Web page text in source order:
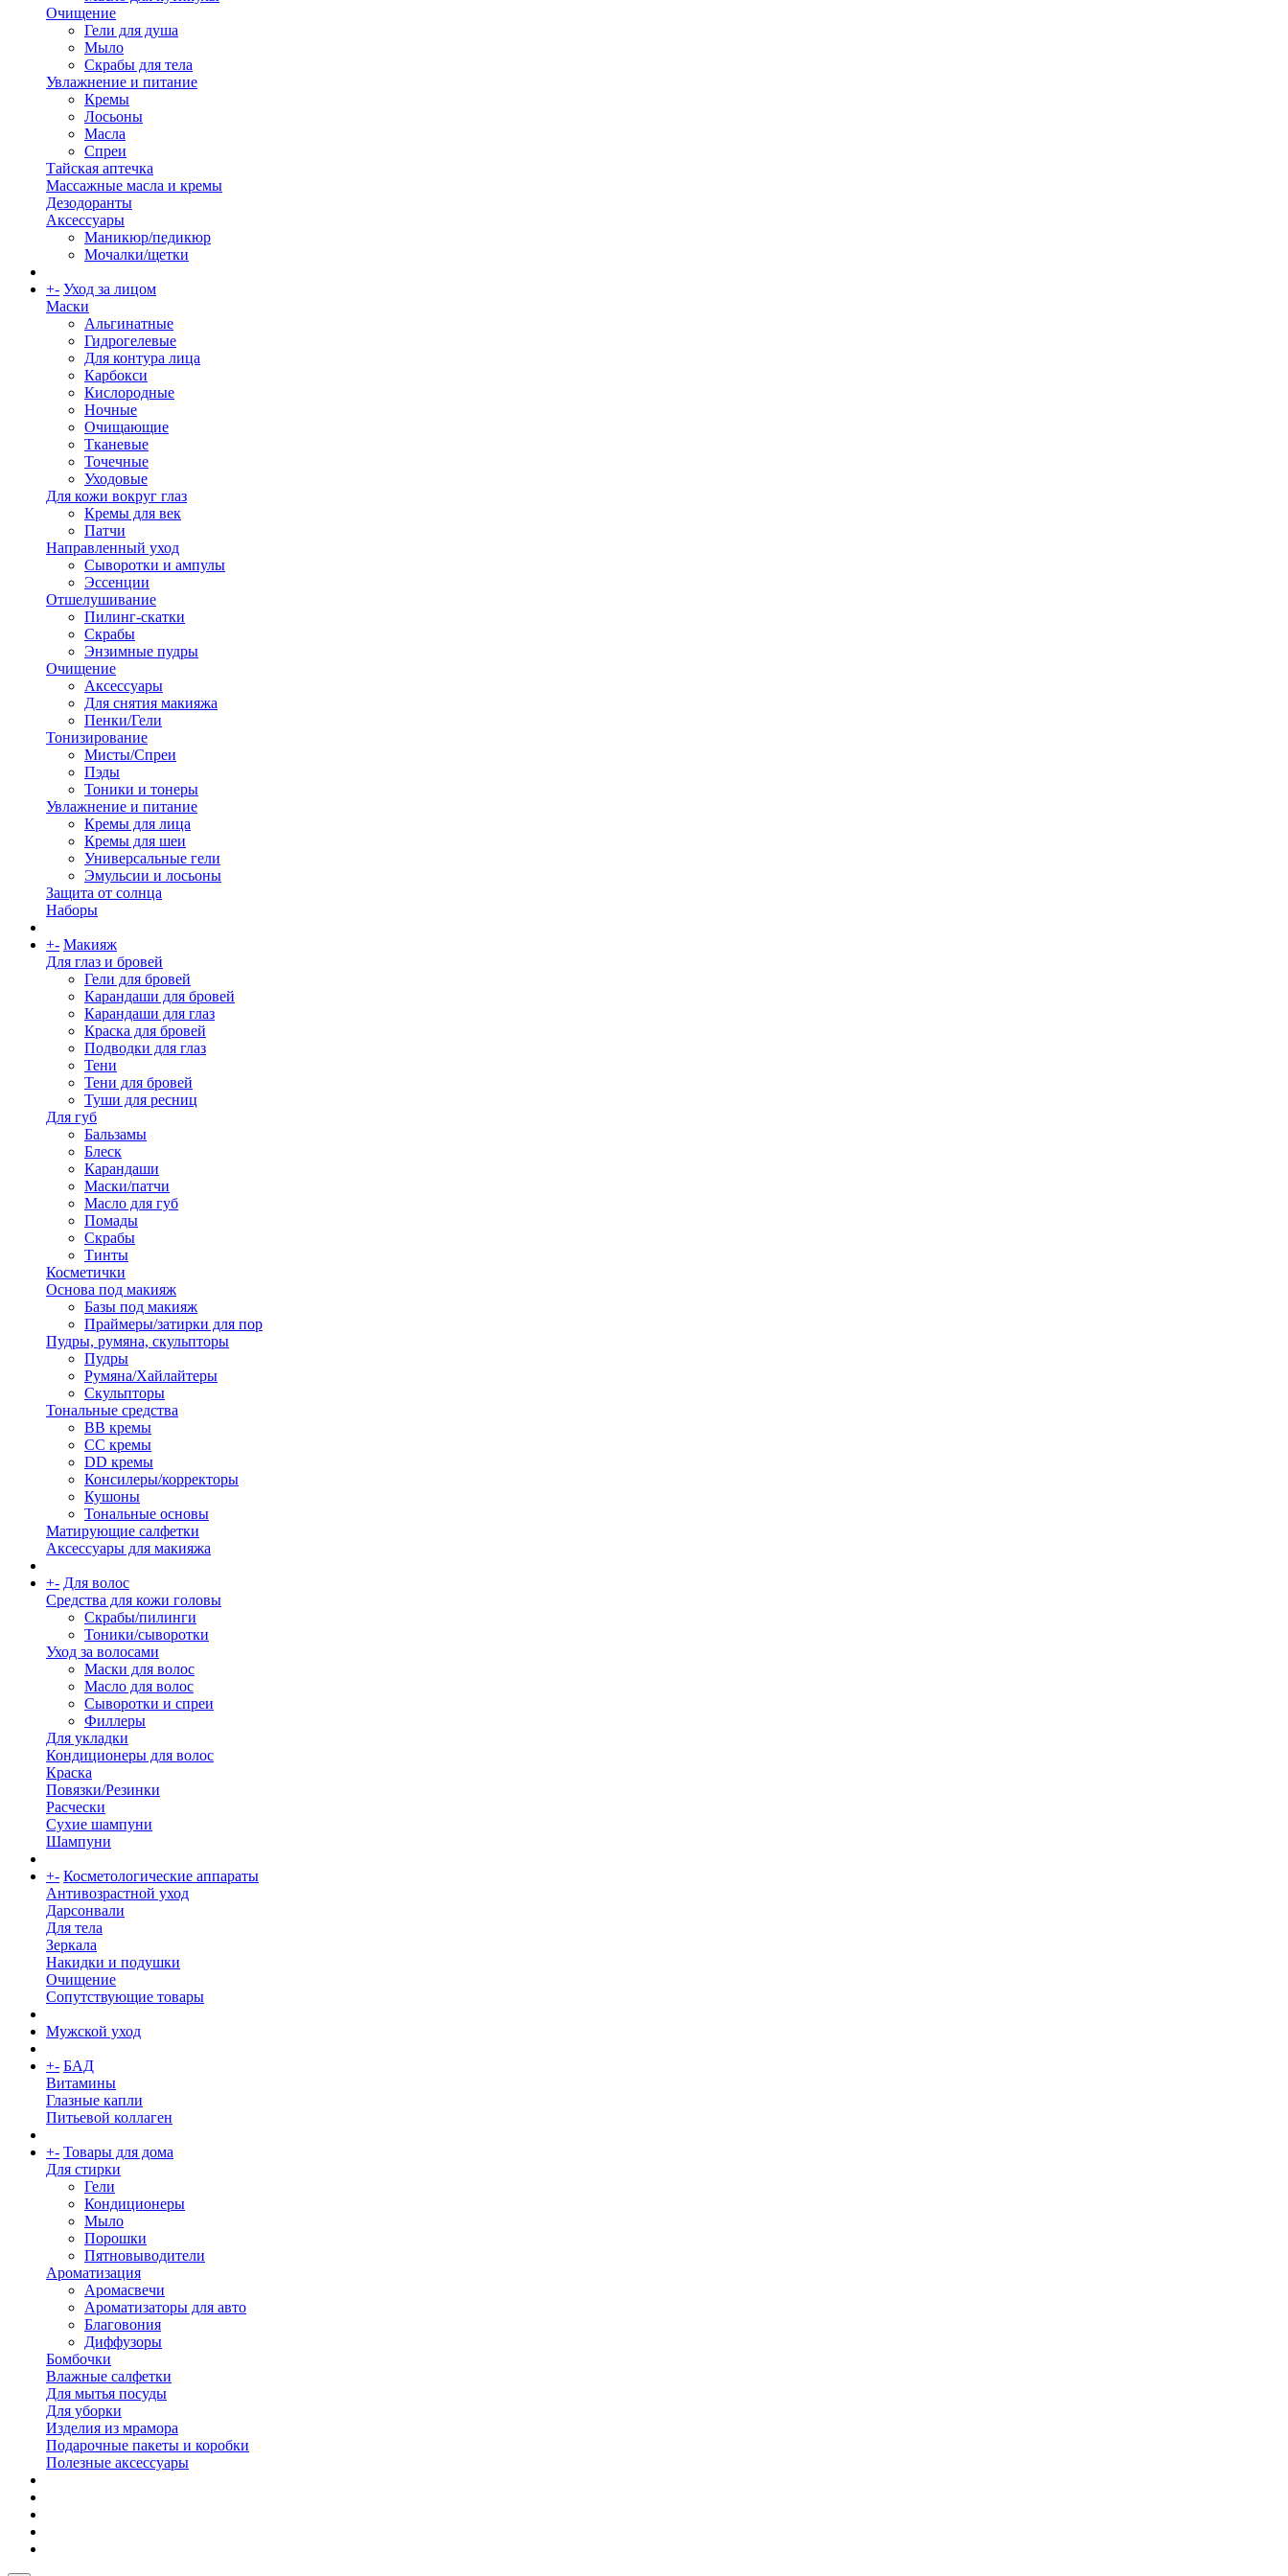
Очищение
Гели для душа
Мыло
Скрабы для тела
Увлажнение и питание
Кремы
Лосьоны
Масла
Спреи
Тайская аптечка
Массажные масла и кремы
Дезодоранты
Аксессуары
Маникюр/педикюр
Мочалки/щетки
+- Уход за лицом
Маски
Альгинатные
Гидрогелевые
Для контура лица
Карбокси
Кислородные
Ночные
Очищающие
Тканевые
Точечные
Уходовые
Для кожи вокруг глаз
Кремы для век
Патчи
Направленный уход
Сыворотки и ампулы
Эссенции
Отшелушивание
Пилинг-скатки
Скрабы
Энзимные пудры
Очищение
Аксессуары
Для снятия макияжа
Пенки/Гели
Тонизирование
Мисты/Спреи
Пэды
Тоники и тонеры
Увлажнение и питание
Кремы для лица
Кремы для шеи
Универсальные гели
Эмульсии и лосьоны
Защита от солнца
Наборы
+- Макияж
Для глаз и бровей
Гели для бровей
Карандаши для бровей
Карандаши для глаз
Краска для бровей
Подводки для глаз
Тени
Тени для бровей
Туши для ресниц
Для губ
Бальзамы
Блеск
Карандаши
Маски/патчи
Масло для губ
Помады
Скрабы
Тинты
Косметички
Основа под макияж
Базы под макияж
Праймеры/затирки для пор
Пудры, румяна, скульпторы
Пудры
Румяна/Хайлайтеры
Скульпторы
Тональные средства
BB кремы
CC кремы
DD кремы
Консилеры/корректоры
Кушоны
Тональные основы
Матирующие салфетки
Аксессуары для макияжа
+- Для волос
Средства для кожи головы
Скрабы/пилинги
Тоники/сыворотки
Уход за волосами
Маски для волос
Масло для волос
Сыворотки и спреи
Филлеры
Для укладки
Кондиционеры для волос
Краска
Повязки/Резинки
Расчески
Сухие шампуни
Шампуни
+- Косметологические аппараты
Антивозрастной уход
Дарсонвали
Для тела
Зеркала
Накидки и подушки
Очищение
Сопутствующие товары
Мужской уход
+- БАД
Витамины
Глазные капли
Питьевой коллаген
+- Товары для дома
Для стирки
Гели
Кондиционеры
Мыло
Порошки
Пятновыводители
Ароматизация
Аромасвечи
Ароматизаторы для авто
Благовония
Диффузоры
Бомбочки
Влажные салфетки
Для мытья посуды
Для уборки
Изделия из мрамора
Подарочные пакеты и коробки
Полезные аксессуары